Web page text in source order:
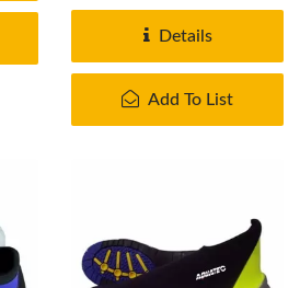
Details
Add To List